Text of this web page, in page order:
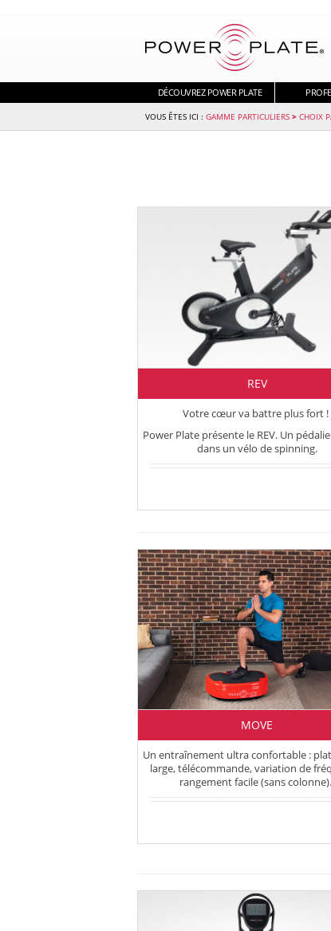
DÉCOUVREZ POWER PLATE
GAMME PARTICULIERS > CHOIX
REV
Votre cœur va battre plus fort !
Power Plate présente le REV. Un
dans un vélo de spinning.
MOVE
Un entraînement ultra confortable :
large, télécommande, variation de
rangement facile (sans colonne).